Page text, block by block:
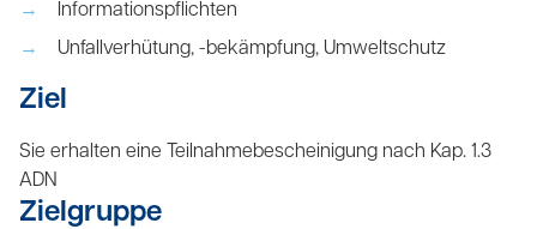
Informationspflichten
Unfallverhütung, -bekämpfung, Umweltschutz
Ziel
Sie erhalten eine Teilnahmebescheinigung nach Kap. 1.3
ADN
Zielgruppe